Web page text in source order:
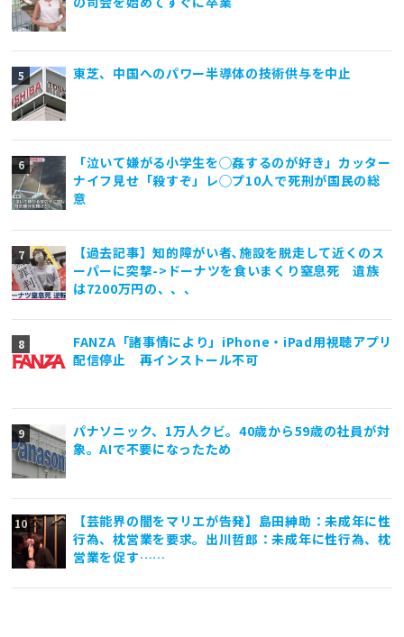
東芝、中国へのパワー半導体の技術供与を中止
「泣いて嫌がる小学生を◯姦するのが好き」カッター
ナイフ見せ「殺すぞ」レ◯プ10人で死刑が国民の総
意
【過去記事】知的障がい者､施設を脱走して近くのス
ーパーに突撃->ドーナツを食いまくり窒息死 遺族
は7200万円の、、、
FANZA「諸事情により」iPhone・iPad用視聴アプリ
配信停止 再インストール不可
パナソニック、1万人クビ。40歳から59歳の社員が対
象。AIで不要になったため
【芸能界の闇をマリエが告発】島田紳助：未成年に性
行為、枕営業を要求。出川哲郎：未成年に性行為、枕
営業を促す……